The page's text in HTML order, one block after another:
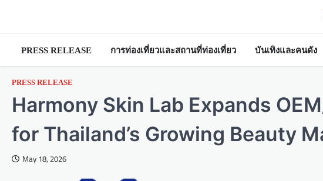
PRESS RELEASE การท่องเที่ยวและสถานที่ท่องเที่ยว บันเทิงและคนดัง
PRESS RELEASE
Harmony Skin Lab Expands
for Thailand’s Growing Beauty
May 18, 2026